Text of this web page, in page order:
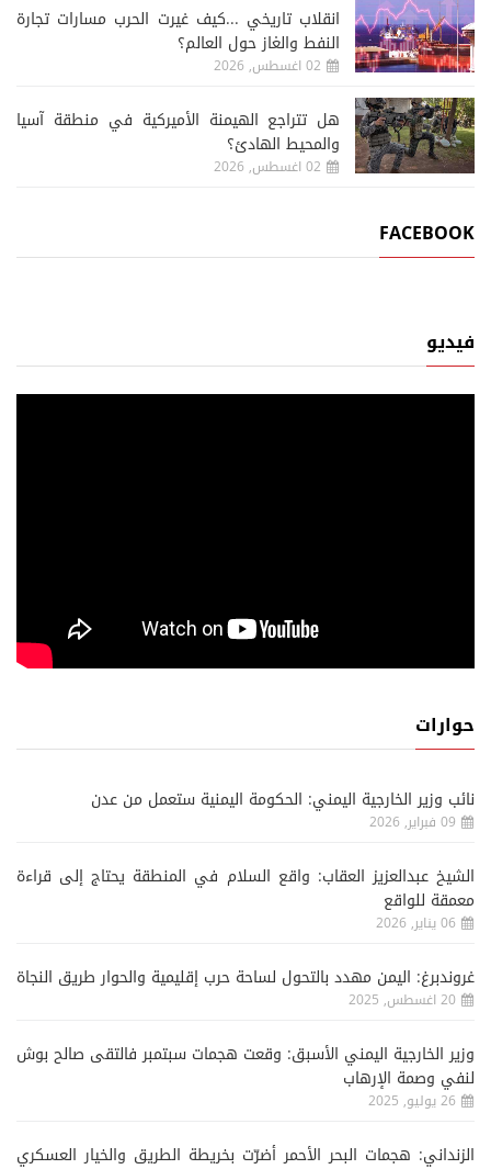
انقلاب تاريخي ...كيف غيرت الحرب مسارات تجارة
النفط والغاز حول العالم؟
02 اغسطس, 2026
هل تتراجع الهيمنة الأميركية في منطقة آسيا
والمحيط الهادئ؟
02 اغسطس, 2026
FACEBOOK
فيديو
حوارات
نائب وزير الخارجية اليمني: الحكومة اليمنية ستعمل من عدن
09 فبراير, 2026
الشيخ عبدالعزيز العقاب: واقع السلام في المنطقة يحتاج إلى قراءة
معمقة للواقع
06 يناير, 2026
غروندبرغ: اليمن مهدد بالتحول لساحة حرب إقليمية والحوار طريق النجاة
20 اغسطس, 2025
وزير الخارجية اليمني الأسبق: وقعت هجمات سبتمبر فالتقى صالح بوش
لنفي وصمة الإرهاب
26 يوليو, 2025
الزنداني: هجمات البحر الأحمر أضرّت بخريطة الطريق والخيار العسكري